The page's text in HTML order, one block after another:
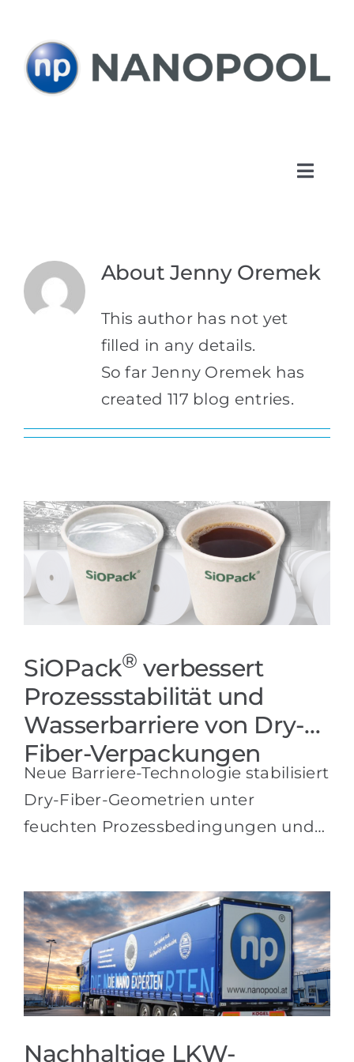
content
Unternehmen
Blog
Youtube
Kontakt
AboutJenny Oremek
This author has not yet
filled in any details.
So far Jenny Oremek has
created 117 blog entries.
SiOPack® verbessert
Prozessstabilität und
Wasserbarriere von Dry-
Fiber-Verpackungen
Neue Barriere-Technologie stabilisiert
Dry-Fiber-Geometrien unter
feuchten Prozessbedingungen und
Schwindt, zertifizierter
Sachverständiger für
Nanotechnologie und
Oberflächenanwendungen Dry-
Fiber-Verpackungen gelten als
vielversprechender Ansatz zur
Nachhaltige LKW-